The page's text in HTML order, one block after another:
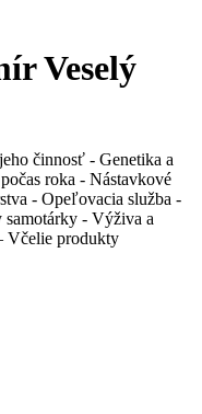
Veselý
činnosť - Genetika a
roka - Nástavkové
- Opeľovacia služba -
- Výživa a
Včelie produkty